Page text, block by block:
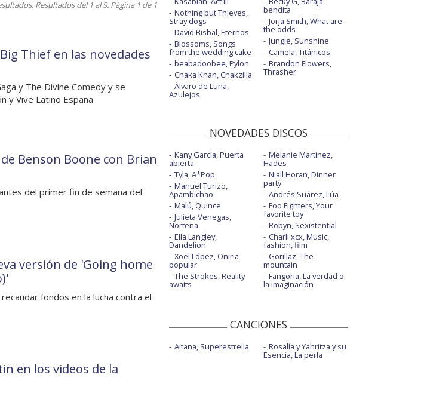
Resultados del 1 al 9. Página 1 de 1
Thief en las novedades
y The Divine Comedy y se
y Vive Latino España
Benson Boone con Brian
del primer fin de semana del
versión de 'Going home
fondos en la lucha contra el
en los videos de la
Nothing but Thieves,
Stray dogs
David Bisbal, Eternos
Blossoms, Songs
from the wedding cake
beabadoobee, Pylon
Chaka Khan, Chakzilla
Álvaro de Luna,
Azulejos
bendita
Jorja Smith, What are
the odds
Jungle, Sunshine
Camela, Titánicos
Brandon Flowers,
Thrasher
NOVEDADES DISCOS
Kany García, Puerta
abierta
Tyla, A*Pop
Manuel Turizo,
Apambichao
Malú, Quince
Julieta Venegas,
Norteña
Ella Langley,
Dandelion
Xoel López, Oniria
popular
The Strokes, Reality
awaits
Melanie Martinez,
Hades
Niall Horan, Dinner
party
Andrés Suárez, Lúa
Foo Fighters, Your
favorite toy
Robyn, Sexistential
Charli xcx, Music,
fashion, film
Gorillaz, The
mountain
Fangoria, La verdad o
la imaginación
CANCIONES
Aitana, Superestrella Rosalía y Yahritza y su
Esencia, La perla